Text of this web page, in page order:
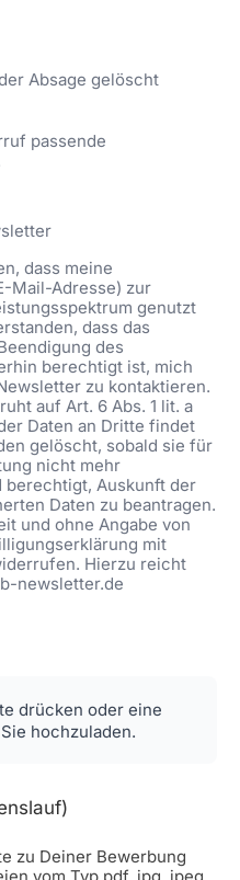
Absage gelöscht
passende
dass meine
Mail-Adresse) zur
genutzt
dass das
des
berechtigt ist, mich
zu kontaktieren.
auf Art. 6 Abs. 1 lit. a
Daten an Dritte findet
gelöscht, sobald sie für
nicht mehr
Auskunft der
Daten zu beantragen.
und ohne Angabe von
mit
Hierzu reicht
newsletter.de
drücken oder eine
hochzuladen.
zu Deiner Bewerbung